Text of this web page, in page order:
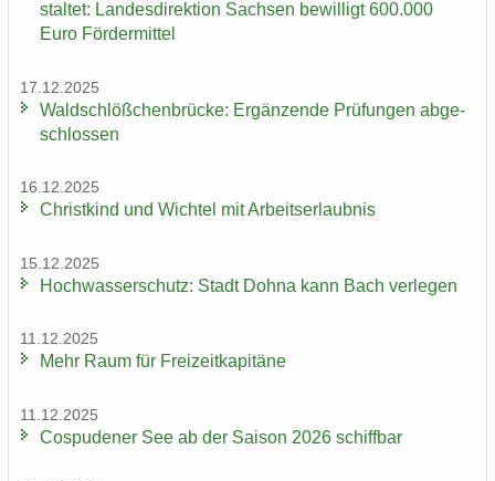
stal­tet: Lan­des­di­rek­ti­on Sach­sen be­wil­ligt 600.000
Euro För­der­mit­tel
17.12.2025
Wald­schlöß­chen­brü­cke: Er­gän­zen­de Prü­fun­gen ab­ge­
schlos­sen
16.12.2025
Christ­kind und Wich­tel mit Ar­beits­er­laub­nis
15.12.2025
Hoch­was­ser­schutz: Stadt Dohna kann Bach ver­le­gen
11.12.2025
Mehr Raum für Frei­zeit­ka­pi­tä­ne
11.12.2025
Cos­pu­de­ner See ab der Sai­son 2026 schiff­bar